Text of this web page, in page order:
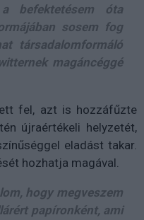
a befektetésem óta
sosem fog
társadalomformáló
magáncéggé
fel, azt is hozzáfűzte
újraértékeli helyzetét,
eladást takar.
hozhatja magával.
hogy megveszem
papíronként, ami